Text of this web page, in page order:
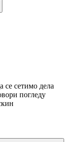
се сетимо дела
погледу